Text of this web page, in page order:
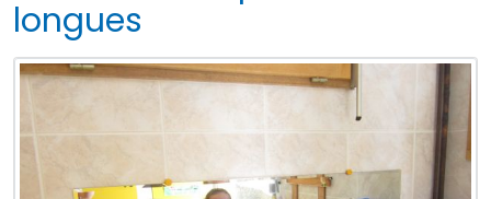
longues